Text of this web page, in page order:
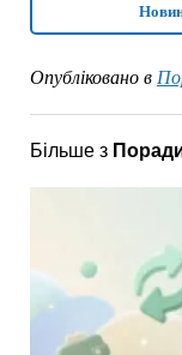
Опубліковано в
Більше з